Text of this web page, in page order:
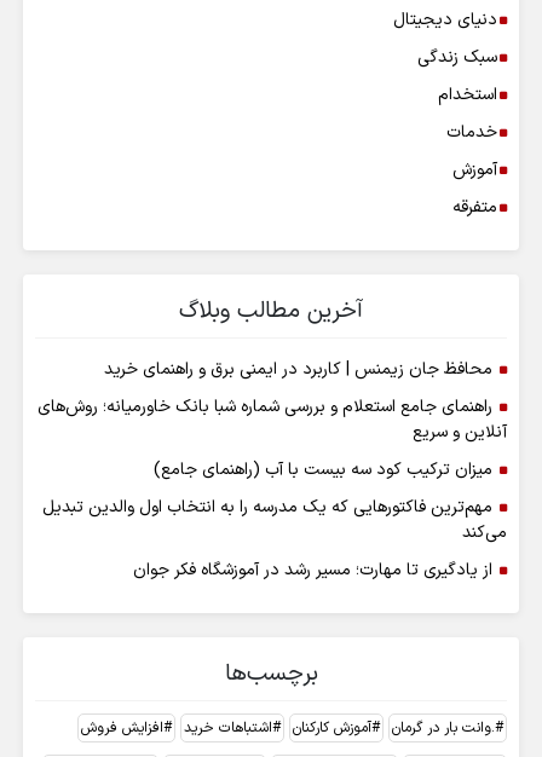
دنیای دیجیتال
سبک زندگی
استخدام
خدمات
آموزش
متفرقه
آخرین مطالب وبلاگ
محافظ جان زیمنس | کاربرد در ایمنی برق و راهنمای خرید
راهنمای جامع استعلام و بررسی شماره شبا بانک خاورمیانه؛ روش‌های
آنلاین و سریع
میزان ترکیب کود سه بیست با آب (راهنمای جامع)
مهم‌ترین فاکتورهایی که یک مدرسه را به انتخاب اول والدین تبدیل
می‌کند
از یادگیری تا مهارت؛ مسیر رشد در آموزشگاه فکر جوان
برچسب‌ها
.وانت بار در گرمان آموزش کارکنان اشتباهات خرید
افزایش فروش